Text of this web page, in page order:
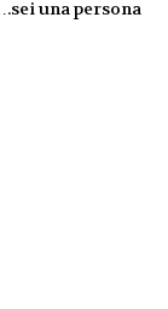
una persona